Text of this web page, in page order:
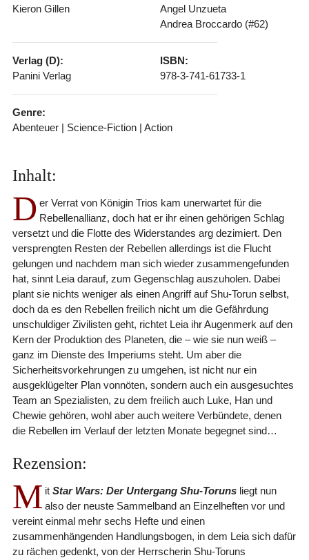
Kieron Gillen
Angel Unzueta
Andrea Broccardo (#62)
Verlag (D):
Panini Verlag
ISBN:
978-3-741-61733-1
Genre:
Abenteuer | Science-Fiction | Action
Inhalt:
D er Verrat von Königin Trios kam unerwartet für die
Rebellenallianz, doch hat er ihr einen gehörigen Schlag
versetzt und die Flotte des Widerstandes arg dezimiert. Den
versprengten Resten der Rebellen allerdings ist die Flucht
gelungen und nachdem man sich wieder zusammengefunden
hat, sinnt Leia darauf, zum Gegenschlag auszuholen. Dabei
plant sie nichts weniger als einen Angriff auf Shu-Torun selbst,
doch da es den Rebellen freilich nicht um die Gefährdung
unschuldiger Zivilisten geht, richtet Leia ihr Augenmerk auf den
Kern der Produktion des Planeten, die – wie sie nun weiß –
ganz im Dienste des Imperiums steht. Um aber die
Sicherheitsvorkehrungen zu umgehen, ist nicht nur ein
ausgeklügelter Plan vonnöten, sondern auch ein ausgesuchtes
Team an Spezialisten, zu dem freilich auch Luke, Han und
Chewie gehören, wohl aber auch weitere Verbündete, denen
die Rebellen im Verlauf der letzten Monate begegnet sind…
Rezension:
M it Star Wars: Der Untergang Shu-Torunsliegt nun
also der neuste Sammelband an Einzelheften vor und
vereint einmal mehr sechs Hefte und einen
zusammenhängenden Handlungsbogen, in dem Leia sich dafür
zu rächen gedenkt, von der Herrscherin Shu-Toruns